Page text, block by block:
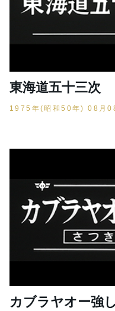
東海道五十三次
1975年(昭和50年) 08月
カブラヤオー強